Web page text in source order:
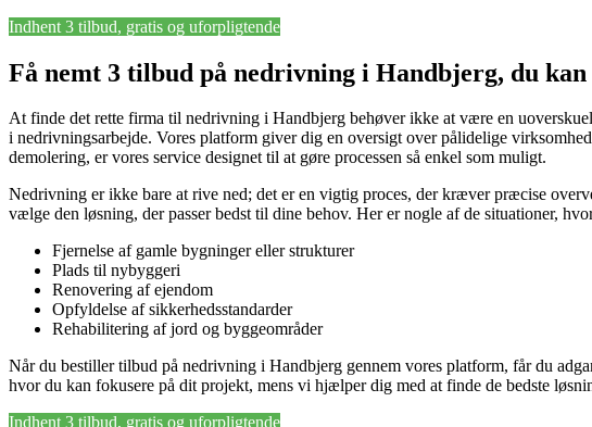
Indhent 3 tilbud, gratis og uforpligtende
Få nemt 3 tilbud på nedrivning i Handbjerg, du
At finde det rette firma til nedrivning i Handbjerg behøver ikke at være en
i nedrivningsarbejde. Vores platform giver dig en oversigt over pålidelige
demolering, er vores service designet til at gøre processen så enkel som muligt.
Nedrivning er ikke bare at rive ned; det er en vigtig proces, der kræver præcise
vælge den løsning, der passer bedst til dine behov. Her er nogle af de situationer,
Fjernelse af gamle bygninger eller strukturer
Plads til nybyggeri
Renovering af ejendom
Opfyldelse af sikkerhedsstandarder
Rehabilitering af jord og byggeområder
Når du bestiller tilbud på nedrivning i Handbjerg gennem vores platform, får du
hvor du kan fokusere på dit projekt, mens vi hjælper dig med at finde de bedste
Indhent 3 tilbud, gratis og uforpligtende